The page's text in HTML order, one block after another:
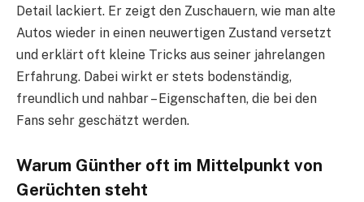
Detail lackiert. Er zeigt den Zuschauern, wie man alte
Autos wieder in einen neuwertigen Zustand versetzt
und erklärt oft kleine Tricks aus seiner jahrelangen
Erfahrung. Dabei wirkt er stets bodenständig,
freundlich und nahbar – Eigenschaften, die bei den
Fans sehr geschätzt werden.
Warum Günther oft im Mittelpunkt von
Gerüchten steht